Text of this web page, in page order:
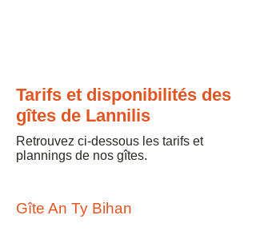
Tarifs et disponibilités des
gîtes de Lannilis
Retrouvez ci-dessous les tarifs et
plannings de nos gîtes.
Gîte An Ty Bihan